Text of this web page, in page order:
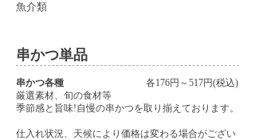
​魚介類
串かつ単品
串かつ各種
厳選素材、旬の食材等
季節感と旨味!自慢の串かつを取り揃えております。
仕入れ状況、天候により価格は変わる場合がござい
各176円～517円(税込)